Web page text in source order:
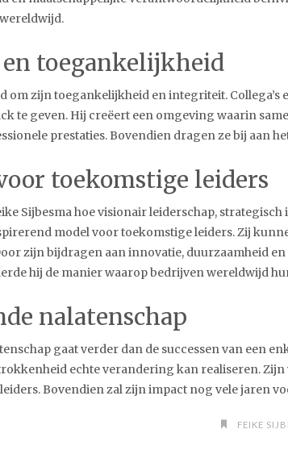
toegankelijkheid
om zijn toegankelijkheid en integriteit.
te geven. Hij creëert een omgeving waarin
prestaties. Bovendien dragen ze bij aan
toekomstige leiders
Sijbesma hoe visionair leiderschap,
model voor toekomstige leiders. Zij
zijn bijdragen aan innovatie, duurzaamheid
hij de manier waarop bedrijven wereldwijd
nalatenschap
gaat verder dan de successen van een
echte verandering kan realiseren.
Bovendien zal zijn impact nog vele jaren
FEIKE